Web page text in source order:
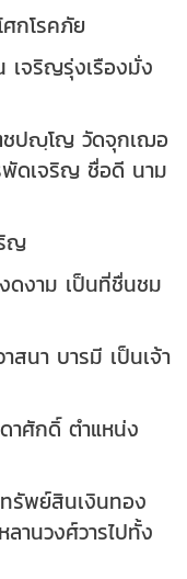
กโรคภัย
เจริญรุ่งเรืองมั่ง
ชปญฺโญ วัดจุกเฌอ
พัดเจริญ ชื่อดี นาม
ญ
ดงาม เป็นที่ชื่นชม
สนา บารมี เป็นเจ้า
าศักดิ์ ตำแหน่ง
รัพย์สินเงินทอง
านวงศ์วารไปทั้ง